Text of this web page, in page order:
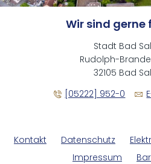
Wir sind gerne
Stadt Bad
Rudolph-
32105 Bad
[05222] 952-0
Kontakt Datenschutz
Impressum